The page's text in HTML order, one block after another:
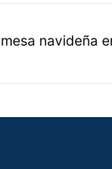
navideña